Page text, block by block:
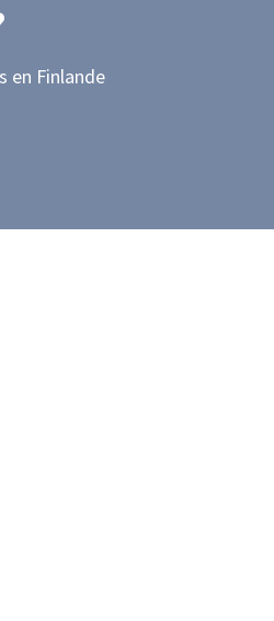
en Finlande